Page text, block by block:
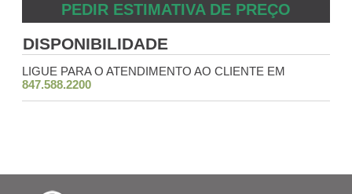
PEDIR ESTIMATIVA DE PREÇO
DISPONIBILIDADE
LIGUE PARA O ATENDIMENTO AO CLIENTE EM
847.588.2200